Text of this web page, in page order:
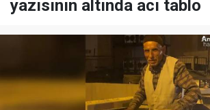
yazısının altında acı tablo